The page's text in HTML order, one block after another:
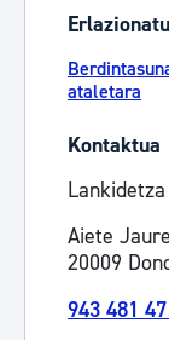
ataletara
Kontaktua
Lankidetza
Aiete
20009
943 481